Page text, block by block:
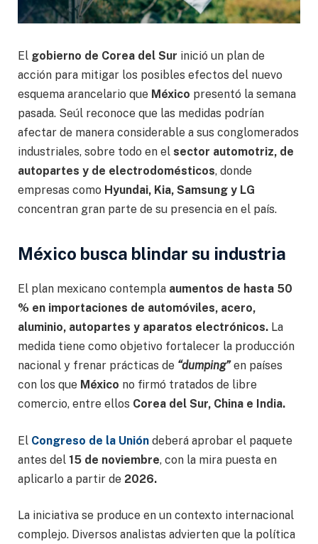
El gobierno de Corea del Sur inició un plan de
acción para mitigar los posibles efectos del nuevo
esquema arancelario que México presentó la semana
pasada. Seúl reconoce que las medidas podrían
afectar de manera considerable a sus conglomerados
industriales, sobre todo en el sector automotriz, de
autopartes y de electrodomésticos, donde
empresas como Hyundai, Kia, Samsung y LG
concentran gran parte de su presencia en el país.
México busca blindar su industria
El plan mexicano contempla aumentos de hasta 50
% en importaciones de automóviles, acero,
aluminio, autopartes y aparatos electrónicos. La
medida tiene como objetivo fortalecer la producción
nacional y frenar prácticas de “dumping”en países
con los que México no firmó tratados de libre
comercio, entre ellos Corea del Sur, China e India.
El Congreso de la Unión deberá aprobar el paquete
antes del 15 de noviembre, con la mira puesta en
aplicarlo a partir de 2026.
La iniciativa se produce en un contexto internacional
complejo. Diversos analistas advierten que la política